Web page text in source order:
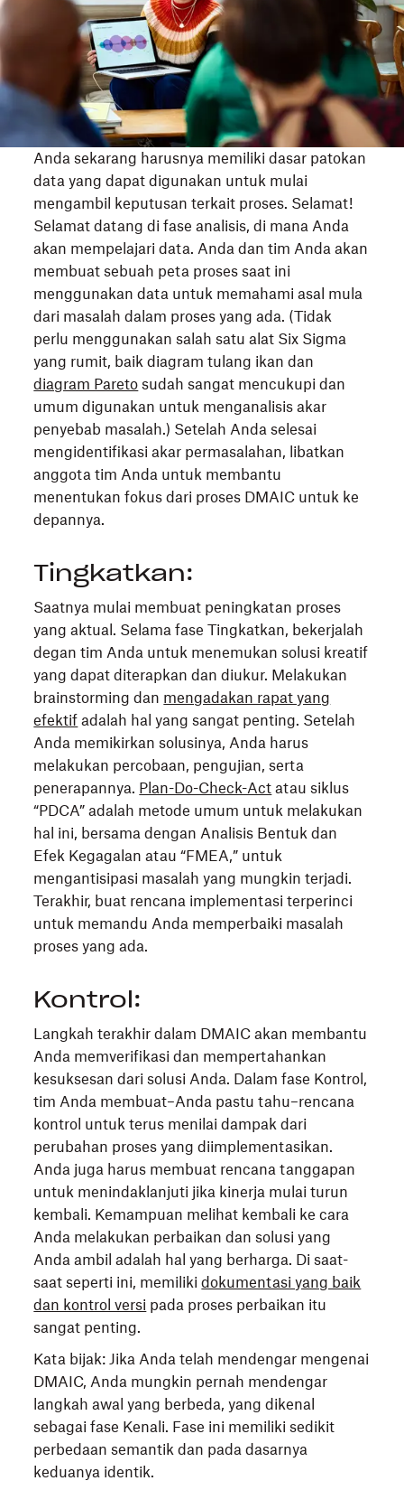
Anda sekarang harusnya memiliki dasar patokan
data yang dapat digunakan untuk mulai
mengambil keputusan terkait proses. Selamat!
Selamat datang di fase analisis, di mana Anda
akan mempelajari data. Anda dan tim Anda akan
membuat sebuah peta proses saat ini
menggunakan data untuk memahami asal mula
dari masalah dalam proses yang ada. (Tidak
perlu menggunakan salah satu alat Six Sigma
yang rumit, baik diagram tulang ikan dan
diagram Pareto sudah sangat mencukupi dan
umum digunakan untuk menganalisis akar
penyebab masalah.) Setelah Anda selesai
mengidentifikasi akar permasalahan, libatkan
anggota tim Anda untuk membantu
menentukan fokus dari proses DMAIC untuk ke
depannya.
Tingkatkan:
Saatnya mulai membuat peningkatan proses
yang aktual. Selama fase Tingkatkan, bekerjalah
degan tim Anda untuk menemukan solusi kreatif
yang dapat diterapkan dan diukur. Melakukan
brainstorming dan mengadakan rapat yang
efektif adalah hal yang sangat penting. Setelah
Anda memikirkan solusinya, Anda harus
melakukan percobaan, pengujian, serta
penerapannya. Plan-Do-Check-Act atau siklus
“PDCA” adalah metode umum untuk melakukan
hal ini, bersama dengan Analisis Bentuk dan
Efek Kegagalan atau “FMEA,” untuk
mengantisipasi masalah yang mungkin terjadi.
Terakhir, buat rencana implementasi terperinci
untuk memandu Anda memperbaiki masalah
proses yang ada.
Kontrol:
Langkah terakhir dalam DMAIC akan membantu
Anda memverifikasi dan mempertahankan
kesuksesan dari solusi Anda. Dalam fase Kontrol,
tim Anda membuat–Anda pastu tahu–rencana
kontrol untuk terus menilai dampak dari
perubahan proses yang diimplementasikan.
Anda juga harus membuat rencana tanggapan
untuk menindaklanjuti jika kinerja mulai turun
kembali. Kemampuan melihat kembali ke cara
Anda melakukan perbaikan dan solusi yang
Anda ambil adalah hal yang berharga. Di saat-
saat seperti ini, memilikidokumentasi yang baik
dan kontrol versi pada proses perbaikan itu
sangat penting.
Kata bijak: Jika Anda telah mendengar mengenai
DMAIC, Anda mungkin pernah mendengar
langkah awal yang berbeda, yang dikenal
sebagai fase Kenali. Fase ini memiliki sedikit
perbedaan semantik dan pada dasarnya
keduanya identik.